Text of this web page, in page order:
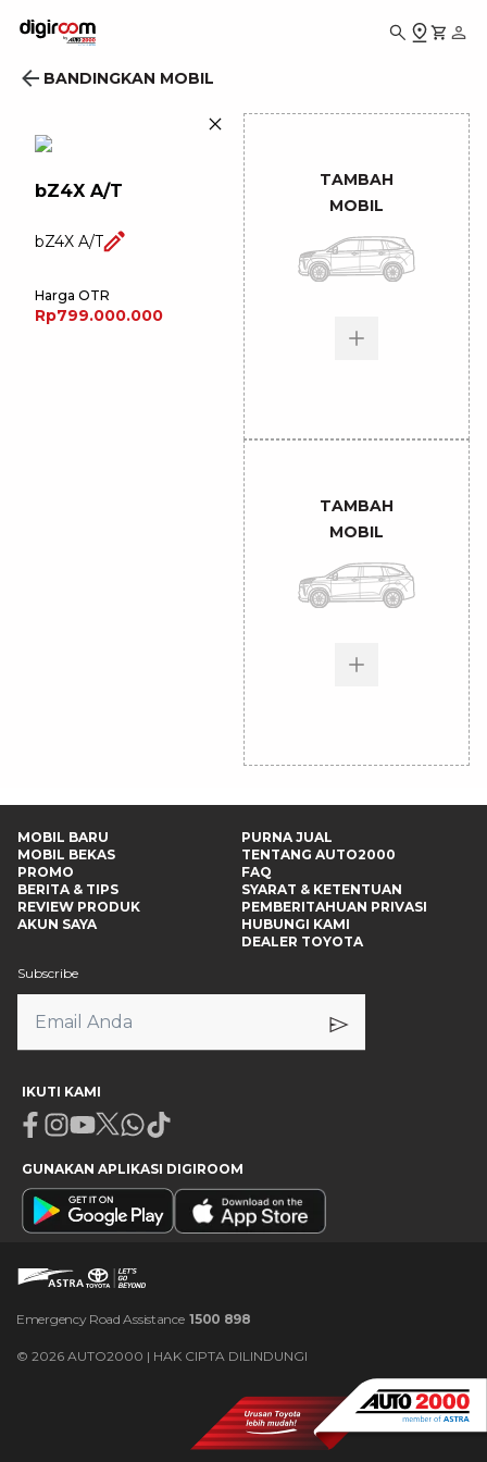
BANDINGKAN MOBIL
bZ4X A/T
bZ4X A/T
Harga OTR
Rp799.000.000
TAMBAH
MOBIL
TAMBAH
MOBIL
MOBIL BARU
MOBIL BEKAS
PROMO
BERITA & TIPS
REVIEW PRODUK
AKUN SAYA
PURNA JUAL
TENTANG AUTO2000
FAQ
SYARAT & KETENTUAN
PEMBERITAHUAN PRIVASI
HUBUNGI KAMI
DEALER TOYOTA
Subscribe
IKUTI KAMI
Facebook
Instagram
Youtube
X Whatsapp
Tiktok
GUNAKAN APLIKASI DIGIROOM
Emergency Road Assistance 1500 898
© 2026 AUTO2000 | HAK CIPTA DILINDUNGI